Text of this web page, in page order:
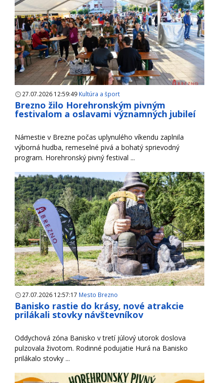
27.07.2026 12:59:49 Kultúra a šport
Brezno žilo Horehronským pivným
festivalom a oslavami významných jubileí
Námestie v Brezne počas uplynulého víkendu zaplnila
výborná hudba, remeselné pivá a bohatý sprievodný
program. Horehronský pivný festival ...
27.07.2026 12:57:17 Mesto Brezno
Banisko rastie do krásy, nové atrakcie
prilákali stovky návštevníkov
Oddychová zóna Banisko v tretí júlový utorok doslova
pulzovala životom. Rodinné podujatie Hurá na Banisko
prilákalo stovky ...